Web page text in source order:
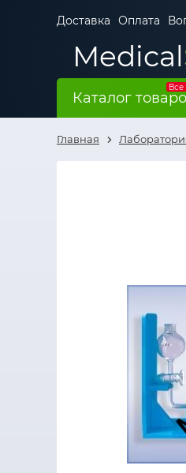
Доставка Оплата
Medical
Все
Каталог
Главная